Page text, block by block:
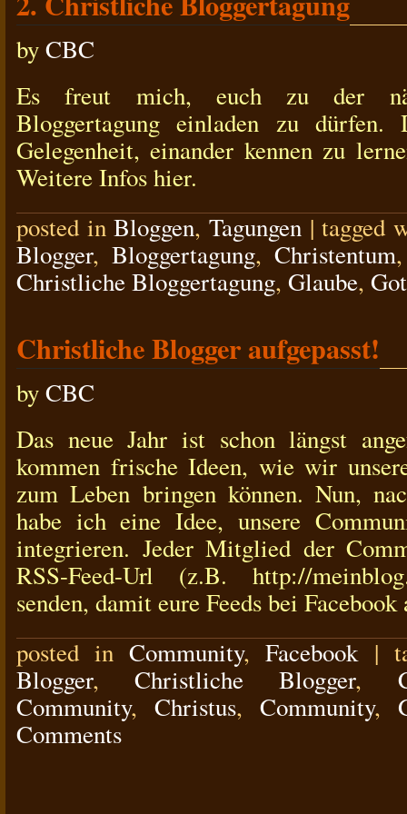
byCBC
Es freut mich, euch zu der
Bloggertagung einladen zu
Gelegenheit, einander kennen zu
Weitere Infos hier.
posted inBloggen,Tagungen |tagged
Blogger, Bloggertagung, Christentum
Christliche Bloggertagung, Glaube,
Christliche Blogger aufgepasst!
byCBC
Das neue Jahr ist schon längst
kommen frische Ideen, wie wir
zum Leben bringen können. Nun,
habe ich eine Idee, unsere
integrieren. Jeder Mitglied der
RSS-Feed-Url (z.B. http://
senden, damit eure Feeds bei
posted inCommunity,Facebook|
Blogger,Christliche Blogger,
Community, Christus, Community,
Comments